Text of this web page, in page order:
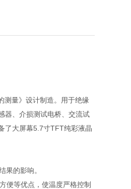
测量》设计制造。用于绝缘
器、介损测试电桥、交流试
了大屏幕5.7寸TFT纯彩液晶
果的影响。
便等优点，使温度严格控制